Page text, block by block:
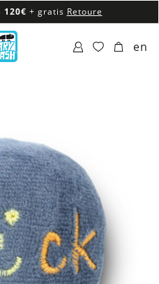
120€ + gratis Retoure
Sortiment
120€
en